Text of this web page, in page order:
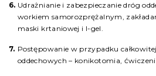
Udrażnianie i zabezpieczanie dróg
workiem samorozprężalnym,
maski krtaniowej i I-gel.
Postępowanie w przypadku
oddechowych – konikotomia,